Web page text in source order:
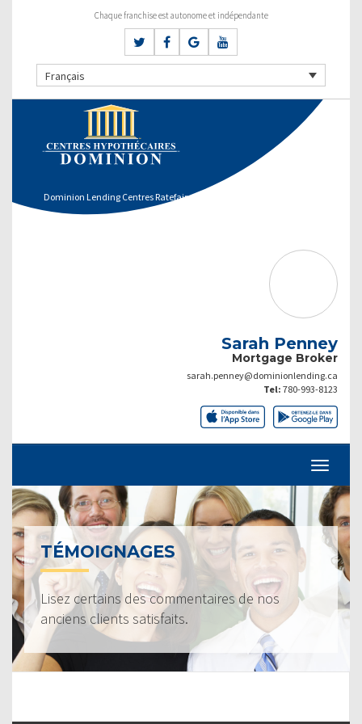
Chaque franchise est autonome et indépendante
Français
Dominion Lending Centres Ratefair
Sarah Penney
Mortgage Broker
sarah.penney@dominionlending.ca
Tel: 780-993-8123
TÉMOIGNAGES
Lisez certains des commentaires de nos
anciens clients satisfaits.